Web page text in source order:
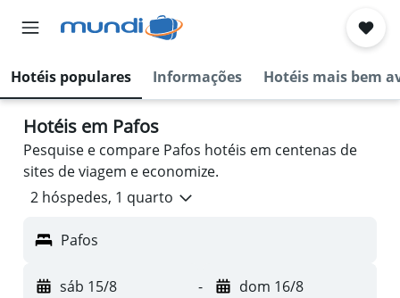
Hotéis populares Informações Hotéis mais bem
Hotéis em Pafos
Pesquise e compare Pafos hotéis em centenas de
sites de viagem e economize.
2 hóspedes, 1 quarto
Pafos
sáb 15/8 - dom 16/8